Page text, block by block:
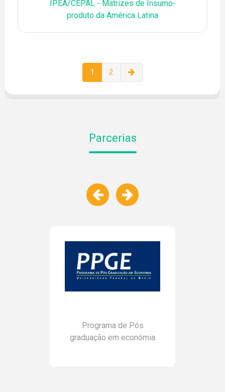
IPEA/CEPAL - Matrizes de Insumo-
produto da América Latina
1 2
Parcerias
Programa de Pós
graduação em econômia